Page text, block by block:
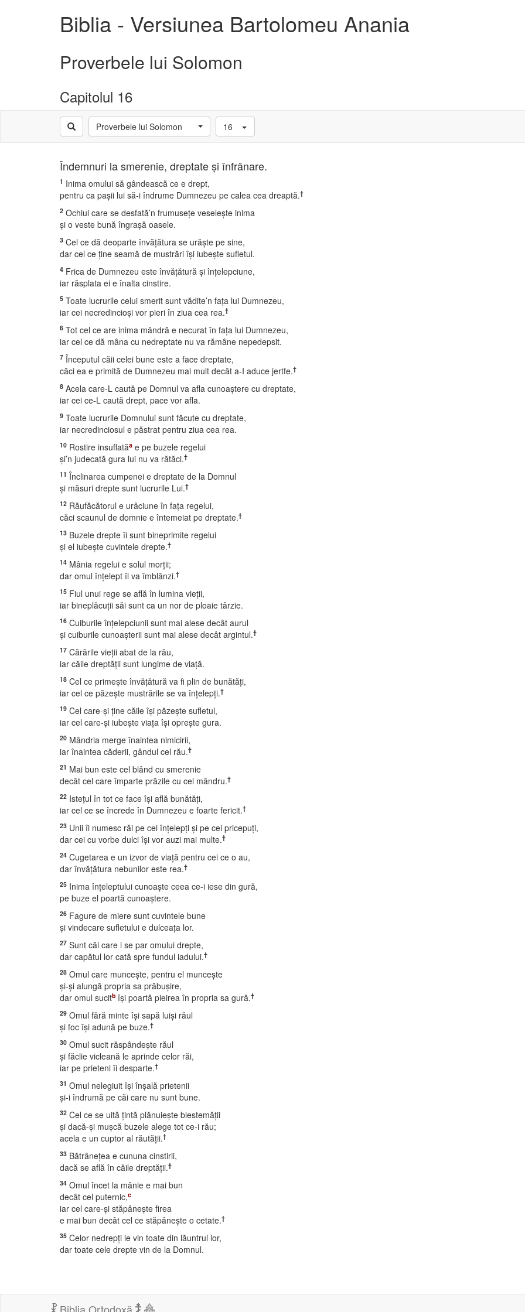
Biblia - Versiunea Bartolomeu Anania
Proverbele lui Solomon
Capitolul 16
Proverbele lui Solomon 16
Îndemnuri la smerenie, dreptate şi înfrânare.
1 Inima omului să gândească ce e drept,
pentru ca paşii lui să-i îndrume Dumnezeu pe calea cea dreaptă.†
2 Ochiul care se desfată’n frumuseţe veseleşte inima
şi o veste bună îngraşă oasele.
3 Cel ce dă deoparte învăţătura se urăşte pe sine,
dar cel ce ţine seamă de mustrări îşi iubeşte sufletul.
4 Frica de Dumnezeu este învăţătură şi înţelepciune,
iar răsplata ei e înalta cinstire.
5 Toate lucrurile celui smerit sunt vădite’n faţa lui Dumnezeu,
iar cei necredincioşi vor pieri în ziua cea rea.†
6 Tot cel ce are inima mândră e necurat în faţa lui Dumnezeu,
iar cel ce dă mâna cu nedreptate nu va rămâne nepedepsit.
7 Începutul căii celei bune este a face dreptate,
căci ea e primită de Dumnezeu mai mult decât a-I aduce jertfe.†
8 Acela care-L caută pe Domnul va afla cunoaştere cu dreptate,
iar cei ce-L caută drept, pace vor afla.
9 Toate lucrurile Domnului sunt făcute cu dreptate,
iar necredinciosul e păstrat pentru ziua cea rea.
10 Rostire insuflatăa e pe buzele regelui
şi’n judecată gura lui nu va rătăci.†
11 Înclinarea cumpenei e dreptate de la Domnul
şi măsuri drepte sunt lucrurile Lui.†
12 Răufăcătorul e urâciune în faţa regelui,
căci scaunul de domnie e întemeiat pe dreptate.†
13 Buzele drepte îi sunt bineprimite regelui
şi el iubeşte cuvintele drepte.†
14 Mânia regelui e solul morţii;
dar omul înţelept îl va îmblânzi.†
15 Fiul unui rege se află în lumina vieţii,
iar bineplăcuţii săi sunt ca un nor de ploaie târzie.
16 Cuiburile înţelepciunii sunt mai alese decât aurul
şi cuiburile cunoaşterii sunt mai alese decât argintul.†
17 Cărările vieţii abat de la rău,
iar căile dreptăţii sunt lungime de viaţă.
18 Cel ce primeşte învăţătură va fi plin de bunătăţi,
iar cel ce păzeşte mustrările se va înţelepţi.†
19 Cel care-şi ţine căile îşi păzeşte sufletul,
iar cel care-şi iubeşte viaţa îşi opreşte gura.
20 Mândria merge înaintea nimicirii,
iar înaintea căderii, gândul cel rău.†
21 Mai bun este cel blând cu smerenie
decât cel care împarte prăzile cu cel mândru.†
22 Isteţul în tot ce face îşi află bunătăţi,
iar cel ce se încrede în Dumnezeu e foarte fericit.†
23 Unii îi numesc răi pe cei înţelepţi şi pe cei pricepuţi,
dar cei cu vorbe dulci îşi vor auzi mai multe.†
24 Cugetarea e un izvor de viaţă pentru cei ce o au,
dar învăţătura nebunilor este rea.†
25 Inima înţeleptului cunoaşte ceea ce-i iese din gură,
pe buze el poartă cunoaştere.
26 Fagure de miere sunt cuvintele bune
şi vindecare sufletului e dulceaţa lor.
27 Sunt căi care i se par omului drepte,
dar capătul lor cată spre fundul iadului.†
28 Omul care munceşte, pentru el munceşte
şi-şi alungă propria sa prăbuşire,
dar omul sucitb îşi poartă pieirea în propria sa gură.†
29 Omul fără minte îşi sapă luişi răul
şi foc îşi adună pe buze.†
30 Omul sucit răspândeşte răul
şi făclie vicleană le aprinde celor răi,
iar pe prieteni îi desparte.†
31 Omul nelegiuit îşi înşală prietenii
şi-i îndrumă pe căi care nu sunt bune.
32 Cel ce se uită ţintă plănuieşte blestemăţii
şi dacă-şi muşcă buzele alege tot ce-i rău;
acela e un cuptor al răutăţii.†
33 Bătrâneţea e cununa cinstirii,
dacă se află în căile dreptăţii.†
34 Omul încet la mânie e mai bun
decât cel puternic,c
iar cel care-şi stăpâneşte firea
e mai bun decât cel ce stăpâneşte o cetate.†
35 Celor nedrepţi le vin toate din lăuntrul lor,
dar toate cele drepte vin de la Domnul.